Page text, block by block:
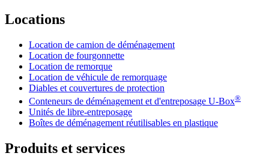
Locations
Location de camion de déménagement
Location de fourgonnette
Location de remorque
Location de véhicule de remorquage
Diables et couvertures de protection
Conteneurs de déménagement et d'entreposage U-Box®
Unités de libre-entreposage
Boîtes de déménagement réutilisables en plastique
Produits et services